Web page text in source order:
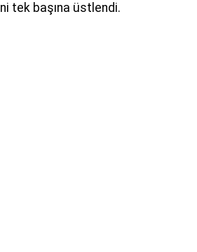
tek başına üstlendi.